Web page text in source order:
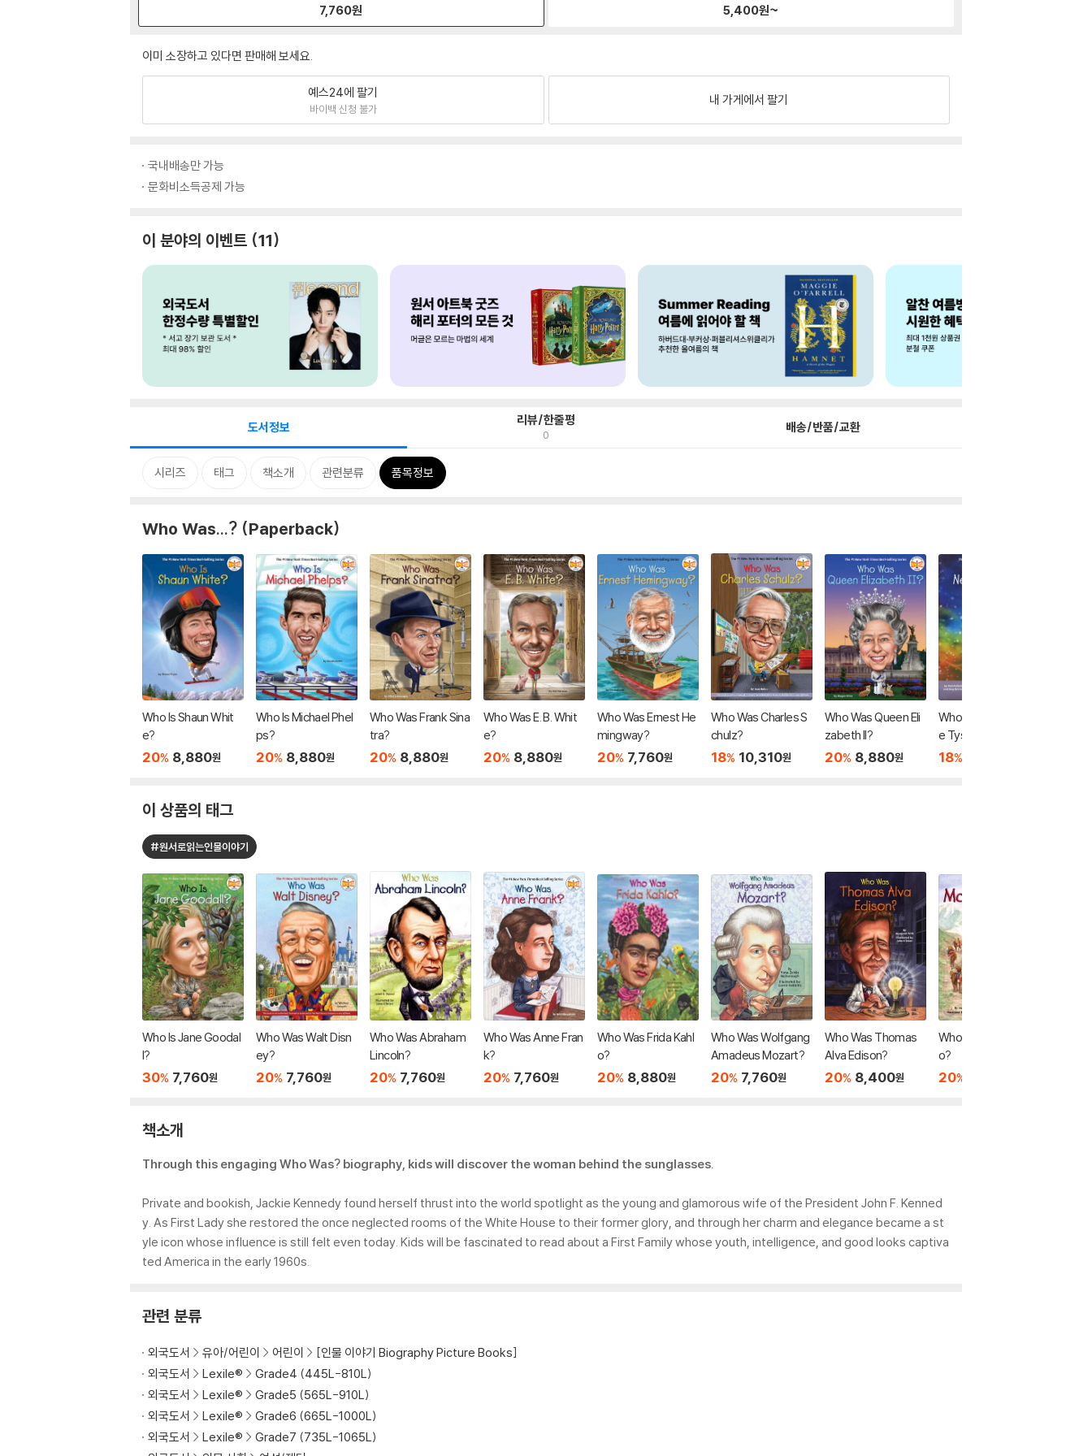
7,760원 5,400원~
이미 소장하고 있다면 판매해 보세요.
예스24에 팔기
바이백 신청 불가
내 가게에서 팔기
국내배송만 가능
문화비소득공제 가능
이 분야의 이벤트 11
도서정보 리뷰/한줄평
0 배송/반품/교환
시리즈 태그 책소개 관련분류 품목정보
Who Was...? (Paperback)
Who Is Shaun Whit
e?
20% 8,880원
Who Is Michael Phel
ps?
20% 8,880원
Who Was Frank Sina
tra?
20% 8,880원
Who Was E. B. Whit
e?
20% 8,880원
Who Was Ernest He
mingway?
20% 7,760원
Who Was Charles S
chulz?
18% 10,310원
Who Was Queen Eli
zabeth II?
20% 8,880원
Who Is Neil Degrass
e Tyson?
18%
이 상품의 태그
#원서로읽는인물이야기
Who Is Jane Goodal
l?
30% 7,760원
Who Was Walt Disn
ey?
20% 7,760원
Who Was Abraham
Lincoln?
20% 7,760원
Who Was Anne Fran
k?
20% 7,760원
Who Was Frida Kahl
o?
20% 8,880원
Who Was Wolfgang
Amadeus Mozart?
20% 7,760원
Who Was Thomas
Alva Edison?
20% 8,400원
Who Was Marco Pol
o?
20%
책소개
Through this engaging Who Was? biography, kids will discover the woman behind the sunglasses.
Private and bookish, Jackie Kennedy found herself thrust into the world spotlight as the young and glamorous wife of the President John F. Kenned
y. As First Lady she restored the once neglected rooms of the White House to their former glory, and through her charm and elegance became a st
yle icon whose influence is still felt even today. Kids will be fascinated to read about a First Family whose youth, intelligence, and good looks captiva
ted America in the early 1960s.
관련 분류
외국도서 유아/어린이 어린이
[인물 이야기 Biography Picture Books]
외국도서
Lexile®
Grade4 (445L-810L)
외국도서
Lexile®
Grade5 (565L-910L)
외국도서
Lexile®
Grade6 (665L-1000L)
외국도서
Lexile®
Grade7 (735L-1065L)